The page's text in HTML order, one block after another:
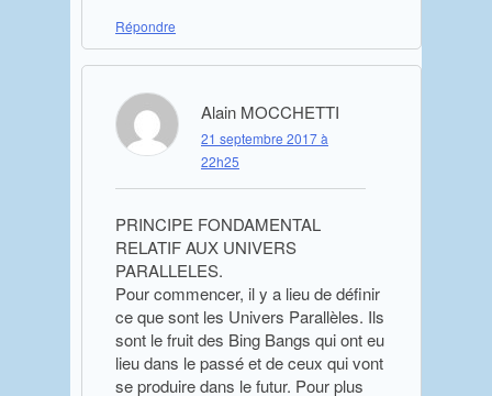
Répondre
Alain MOCCHETTI
21 septembre 2017 à
22h25
PRINCIPE FONDAMENTAL
RELATIF AUX UNIVERS
PARALLELES.
Pour commencer, il y a lieu de définir
ce que sont les Univers Parallèles. Ils
sont le fruit des Bing Bangs qui ont eu
lieu dans le passé et de ceux qui vont
se produire dans le futur. Pour plus